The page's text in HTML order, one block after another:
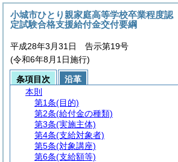
小城市ひとり親家庭高等学校卒業程度認
定試験合格支援給付金交付要綱
平成28年3月31日 告示第19号
(令和6年8月1日施行)
条項目次
沿革
本則
第1条(目的)
第2条(給付金の種類)
第3条(実施主体)
第4条(支給対象者)
第5条(対象講座)
第6条(支給額等)